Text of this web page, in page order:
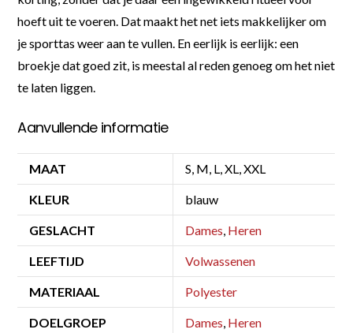
hoeft uit te voeren. Dat maakt het net iets makkelijker om
je sporttas weer aan te vullen. En eerlijk is eerlijk: een
broekje dat goed zit, is meestal al reden genoeg om het niet
te laten liggen.
Aanvullende informatie
MAAT S, M, L, XL, XXL
KLEUR blauw
GESLACHT Dames, Heren
LEEFTIJD Volwassenen
MATERIAAL Polyester
DOELGROEP Dames, Heren